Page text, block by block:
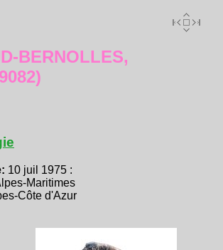
BERNOLLES,
10 juil 1975 :
Maritimes
Côte d'Azur